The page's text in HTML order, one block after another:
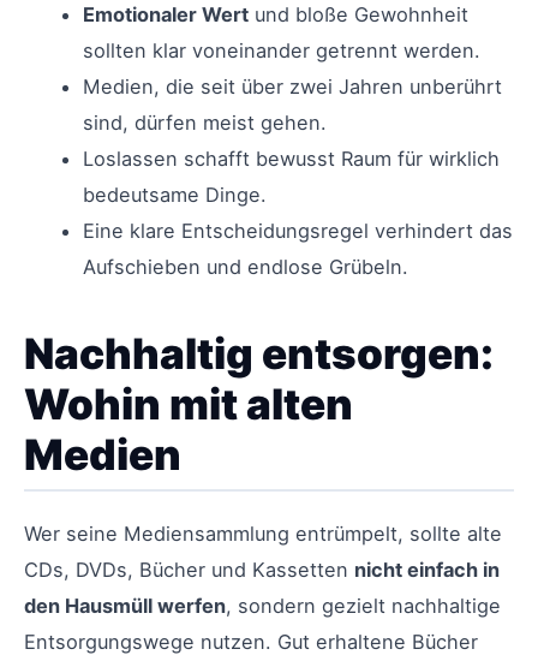
Emotionaler Wertund bloße Gewohnheit
sollten klar voneinander getrennt werden.
Medien, die seit über zwei Jahren unberührt
sind, dürfen meist gehen.
Loslassen schafft bewusst Raum für wirklich
bedeutsame Dinge.
Eine klare Entscheidungsregel verhindert das
Aufschieben und endlose Grübeln.
Nachhaltig entsorgen:
Wohin mit alten
Medien
Wer seine Mediensammlung entrümpelt, sollte alte
CDs, DVDs, Bücher und Kassetten nicht einfach in
den Hausmüll werfen, sondern gezielt nachhaltige
Entsorgungswege nutzen. Gut erhaltene Bücher